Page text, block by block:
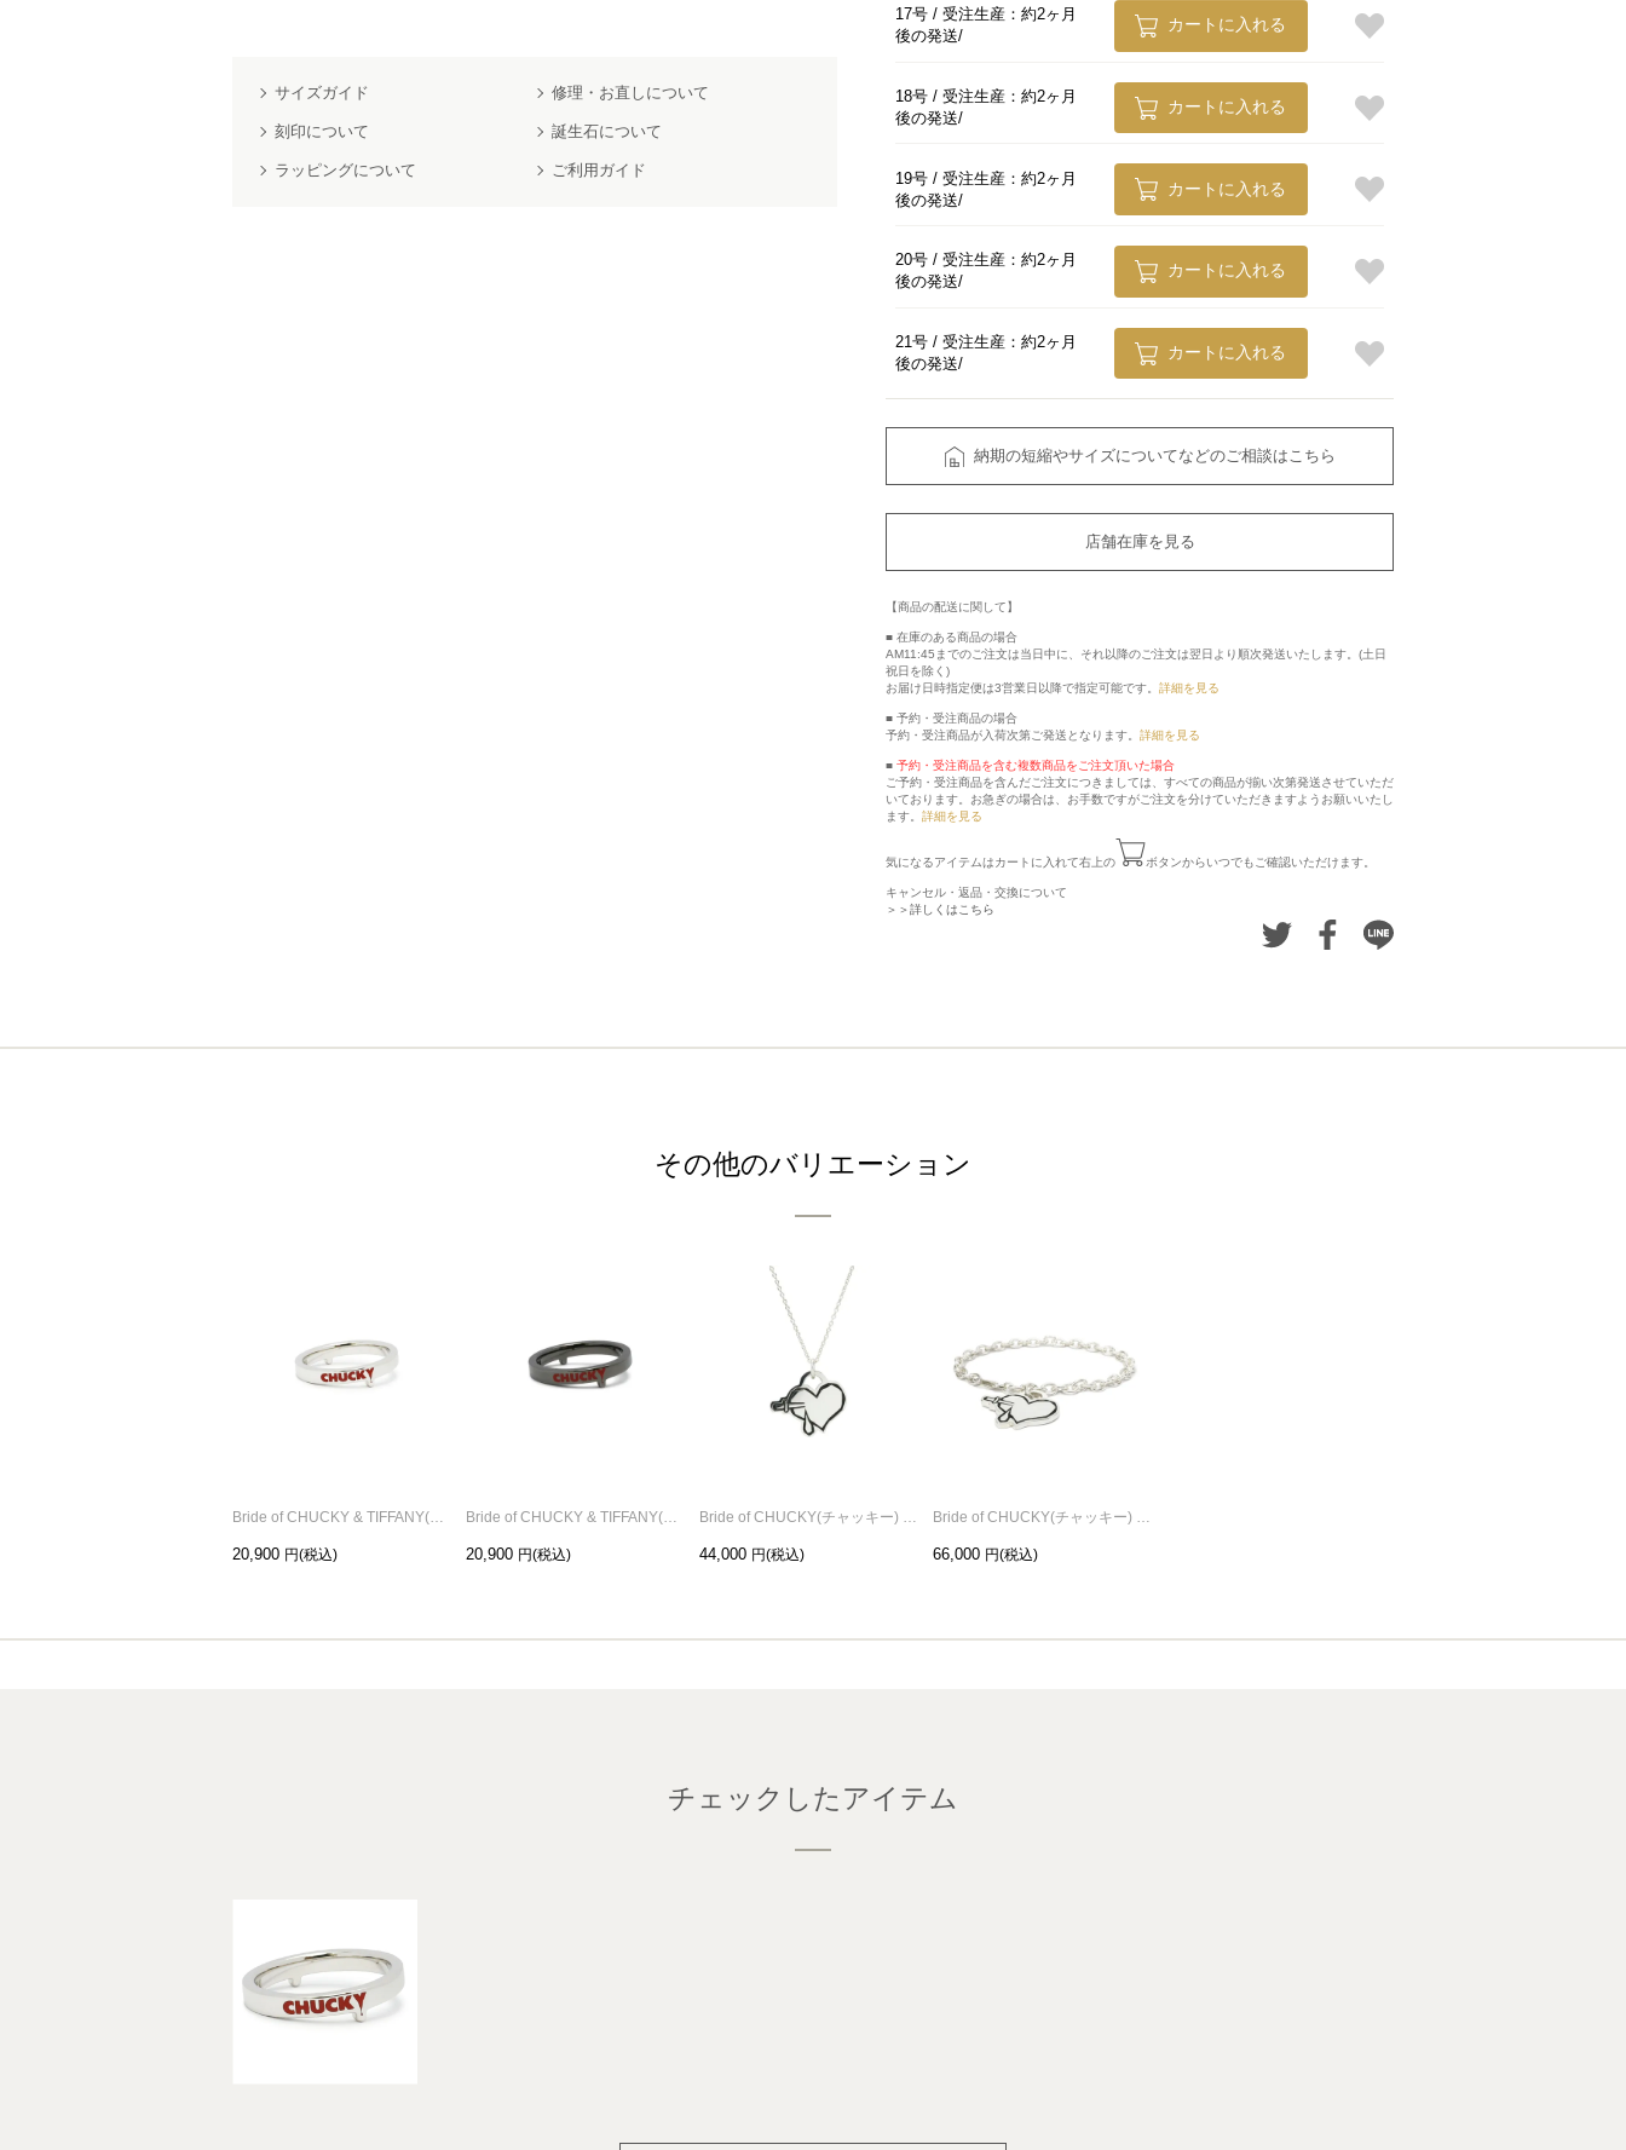
サイズガイド 修理・お直しについて
刻印について 誕生石について
ラッピングについて ご利用ガイド
17号 / 受注生産：約2ヶ月
後の発送
カートに入れる
18号 / 受注生産：約2ヶ月
後の発送
カートに入れる
19号 / 受注生産：約2ヶ月
後の発送
カートに入れる
20号 / 受注生産：約2ヶ月
後の発送
カートに入れる
21号 / 受注生産：約2ヶ月
後の発送
カートに入れる
納期の短縮やサイズについてなどのご相談はこちら
店舗在庫を見る
【商品の配送に関して】
■ 在庫のある商品の場合
AM11:45までのご注文は当日中に、それ以降のご注文は翌日より順次発送いたします。(土日
祝日を除く)
お届け日時指定便は3営業日以降で指定可能です。 詳細を見る
■ 予約・受注商品の場合
予約・受注商品が入荷次第ご発送となります。 詳細を見る
■ 予約・受注商品を含む複数商品をご注文頂いた場合
ご予約・受注商品を含んだご注文につきましては、すべての商品が揃い次第発送させていただ
いております。お急ぎの場合は、お手数ですがご注文を分けていただきますようお願いいたし
ます。 詳細を見る
気になるアイテムはカートに入れて右上の ボタンからいつでもご確認いただけます。
キャンセル・返品・交換について
＞＞詳しくはこちら
その他のバリエーション
20,900 20,900 44,000 66,000
チェックしたアイテム